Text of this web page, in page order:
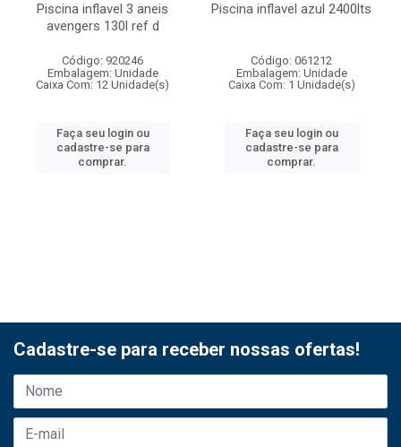
Piscina inflavel 3 aneis
avengers 130l ref d
Código: 920246
Embalagem: Unidade
Caixa Com: 12 Unidade(s)
Faça seu login ou
cadastre-se para
comprar.
Piscina inflavel azul 2400lts
Código: 061212
Embalagem: Unidade
Caixa Com: 1 Unidade(s)
Faça seu login ou
cadastre-se para
comprar.
Cadastre-se para receber nossas ofertas!